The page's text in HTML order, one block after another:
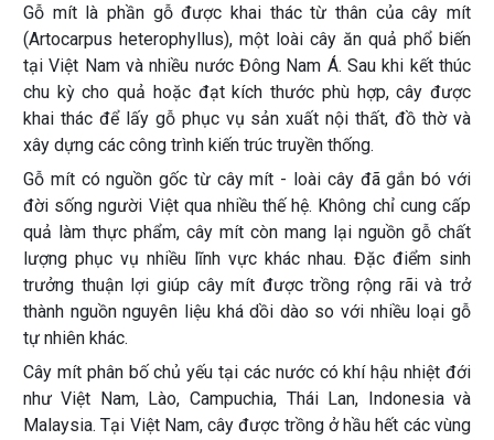
Gỗ mít là phần gỗ được khai thác từ thân của cây mít
(Artocarpus heterophyllus), một loài cây ăn quả phổ biến
tại Việt Nam và nhiều nước Đông Nam Á. Sau khi kết thúc
chu kỳ cho quả hoặc đạt kích thước phù hợp, cây được
khai thác để lấy gỗ phục vụ sản xuất nội thất, đồ thờ và
xây dựng các công trình kiến trúc truyền thống.
Gỗ mít có nguồn gốc từ cây mít - loài cây đã gắn bó với
đời sống người Việt qua nhiều thế hệ. Không chỉ cung cấp
quả làm thực phẩm, cây mít còn mang lại nguồn gỗ chất
lượng phục vụ nhiều lĩnh vực khác nhau. Đặc điểm sinh
trưởng thuận lợi giúp cây mít được trồng rộng rãi và trở
thành nguồn nguyên liệu khá dồi dào so với nhiều loại gỗ
tự nhiên khác.
Cây mít phân bố chủ yếu tại các nước có khí hậu nhiệt đới
như Việt Nam, Lào, Campuchia, Thái Lan, Indonesia và
Malaysia. Tại Việt Nam, cây được trồng ở hầu hết các vùng